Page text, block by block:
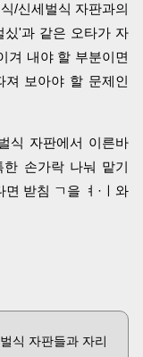
/신세벌식 자판과의
'과 같은 오타가 자
겨 내야 할 부분이면
보아야 할 문제인
식 자판에서 이른바
한 손가락 나눠 맡기
받침 ㄱ을 ㅕ·ㅣ와
식 자판들과 자리